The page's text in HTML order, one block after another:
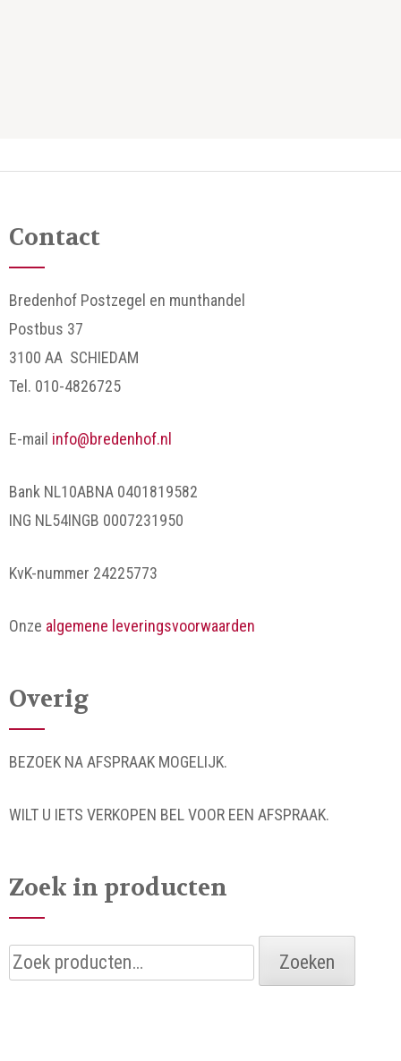
Contact
Bredenhof Postzegel en munthandel
Postbus 37
3100 AA SCHIEDAM
Tel. 010-4826725
E-mail info@bredenhof.nl
Bank NL10ABNA 0401819582
ING NL54INGB 0007231950
KvK-nummer 24225773
Onze algemene leveringsvoorwaarden
Overig
BEZOEK NA AFSPRAAK MOGELIJK.
WILT U IETS VERKOPEN BEL VOOR EEN AFSPRAAK.
Zoek in producten
Zoeken
naar:
Zoeken